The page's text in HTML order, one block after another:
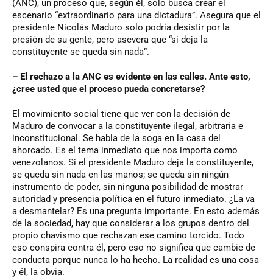
(ANC), un proceso que, según él, solo busca crear el
escenario “extraordinario para una dictadura”. Asegura que el
presidente Nicolás Maduro solo podría desistir por la
presión de su gente, pero asevera que “si deja la
constituyente se queda sin nada”.
– El rechazo a la ANC es evidente en las calles. Ante esto,
¿cree usted que el proceso pueda concretarse?
El movimiento social tiene que ver con la decisión de
Maduro de convocar a la constituyente ilegal, arbitraria e
inconstitucional. Se habla de la soga en la casa del
ahorcado. Es el tema inmediato que nos importa como
venezolanos. Si el presidente Maduro deja la constituyente,
se queda sin nada en las manos; se queda sin ningún
instrumento de poder, sin ninguna posibilidad de mostrar
autoridad y presencia política en el futuro inmediato. ¿La va
a desmantelar? Es una pregunta importante. En esto además
de la sociedad, hay que considerar a los grupos dentro del
propio chavismo que rechazan ese camino torcido. Todo
eso conspira contra él, pero eso no significa que cambie de
conducta porque nunca lo ha hecho. La realidad es una cosa
y él, la obvia.